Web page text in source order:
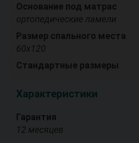
Основание под матрас
ортопедические ламели
Размер спального места
60х120
Стандартные размеры
Характеристики
Гарантия
12 месяцев